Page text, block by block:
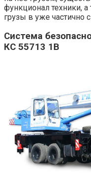
функционал техники,
грузы в уже частично
Система
КС 55713 1В